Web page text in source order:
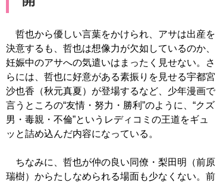
哲也から優しい言葉をかけられ、アサは出産を
決意するも、哲也は想像力が欠如しているのか、
妊娠中のアサへの気遣いはまったく見せない。さ
らには、哲也に好意がある素振りを見せる宇都宮
沙也香（秋元真夏）が登場するなど、少年漫画で
言うところの“友情・努力・勝利”のように、“クズ
男・毒親・不倫”というレディコミの王道をギュ
ッと詰め込んだ内容になっている。
ちなみに、哲也が仲の良い同僚・梨田明（前原
瑞樹）からたしなめられる場面も少なくない。前